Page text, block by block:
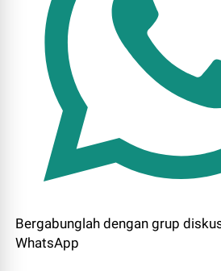
Bergabunglah dengan grup
WhatsApp